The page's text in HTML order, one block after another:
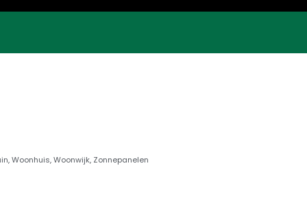
,Woonhuis,Woonwijk, Zonnepanelen